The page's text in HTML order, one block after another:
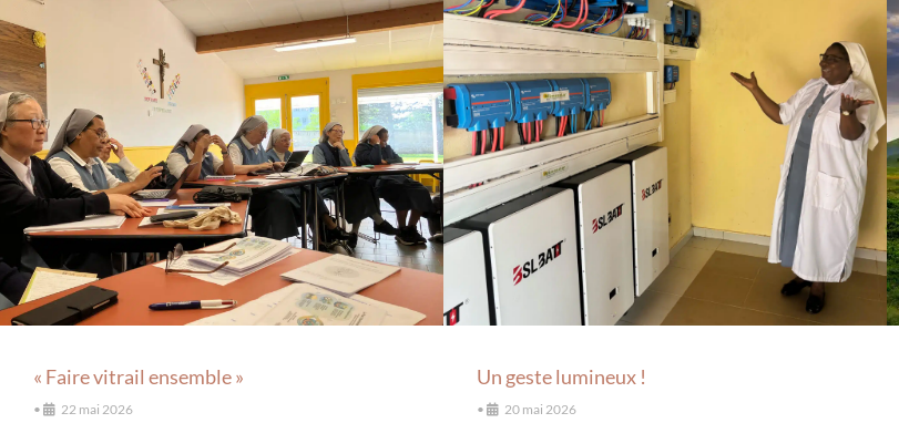
« Faire vitrail ensemble »
• 22 mai 2026
Un geste lumineux !
• 20 mai 2026